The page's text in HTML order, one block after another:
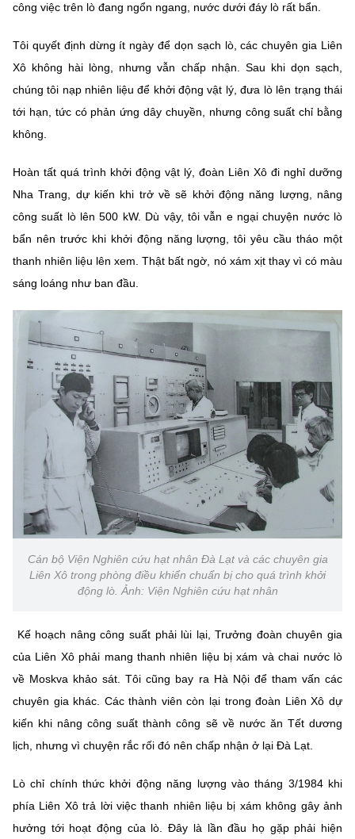
công việc trên lò đang ngổn ngang, nước dưới đáy lò rất bẩn.
Tôi quyết định dừng ít ngày để dọn sạch lò, các chuyên gia Liên
Xô không hài lòng, nhưng vẫn chấp nhận. Sau khi dọn sạch,
chúng tôi nạp nhiên liệu để khởi động vật lý, đưa lò lên trạng thái
tới hạn, tức có phản ứng dây chuyền, nhưng công suất chỉ bằng
không.
Hoàn tất quá trình khởi động vật lý, đoàn Liên Xô đi nghỉ dưỡng
Nha Trang, dự kiến khi trở về sẽ khởi động năng lượng, nâng
công suất lò lên 500 kW. Dù vậy, tôi vẫn e ngại chuyện nước lò
bẩn nên trước khi khởi động năng lượng, tôi yêu cầu tháo một
thanh nhiên liệu lên xem. Thật bất ngờ, nó xám xịt thay vì có màu
sáng loáng như ban đầu.
Cán bộ Viện Nghiên cứu hạt nhân Đà Lạt và các chuyên gia
Liên Xô trong phòng điều khiển chuẩn bị cho quá trình khởi
động lò. Ảnh: Viện Nghiên cứu hạt nhân
Kế hoạch nâng công suất phải lùi lại, Trưởng đoàn chuyên gia
của Liên Xô phải mang thanh nhiên liệu bị xám và chai nước lò
về Moskva khảo sát. Tôi cũng bay ra Hà Nội để tham vấn các
chuyên gia khác. Các thành viên còn lại trong đoàn Liên Xô dự
kiến khi nâng công suất thành công sẽ về nước ăn Tết dương
lịch, nhưng vì chuyện rắc rối đó nên chấp nhận ở lại Đà Lạt.
Lò chỉ chính thức khởi động năng lượng vào tháng 3/1984 khi
phía Liên Xô trả lời việc thanh nhiên liệu bị xám không gây ảnh
hưởng tới hoạt động của lò. Đây là lần đầu họ gặp phải hiện